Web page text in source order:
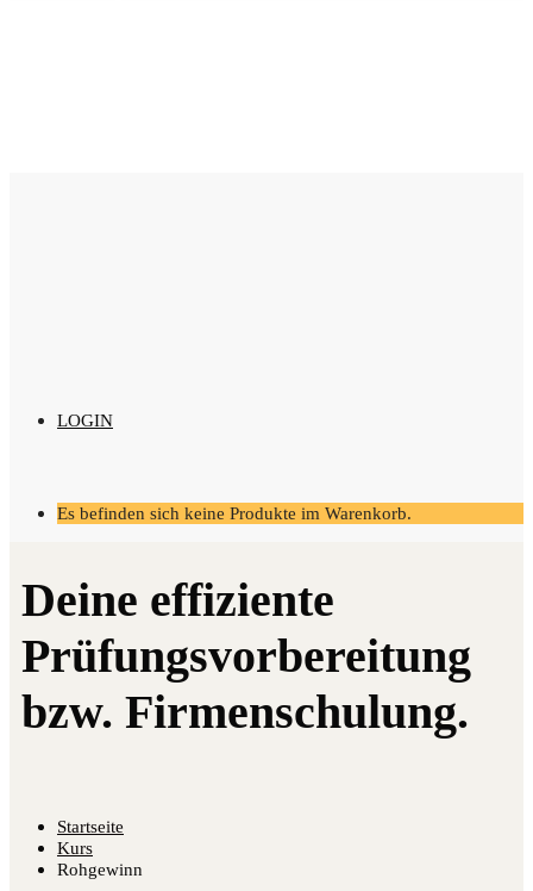
LOGIN
Es befinden sich keine Produkte im Warenkorb.
Startseite
Kurs
Rohgewinn